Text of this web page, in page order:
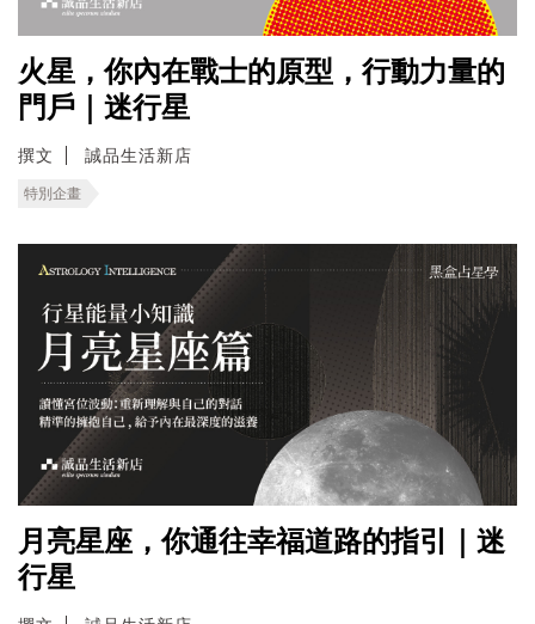
火星，你內在戰士的原型，行動力量的
門戶｜迷行星
撰文 誠品生活新店
特別企畫
月亮星座，你通往幸福道路的指引｜迷
行星